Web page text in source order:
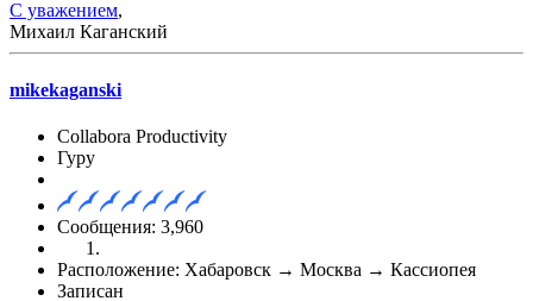
С уважением,
Михаил Каганский
mikekaganski
Collabora Productivity
Гуру
Сообщения: 3,960
Расположение: Хабаровск → Москва → Кассиопея
Записан